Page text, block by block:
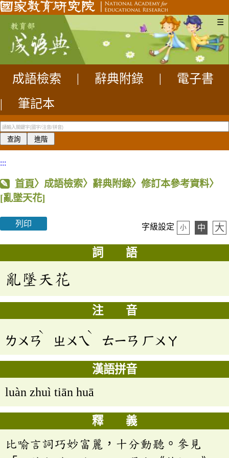
☰
成語檢索 辭典附錄
電子書
|
筆記本
:::
首頁〉成語檢索〉辭典附錄〉修訂本參考資料〉
[亂墜天花]
列印 字級設定 小 中 大
詞 語
亂墜天花
注 音
ㄌㄨㄢ
ˋ
ㄓㄨㄟ
ˋ
ㄊㄧㄢ ㄏㄨㄚ
漢語拼音
luàn zhuì tiān huā
釋 義
比喻言詞巧妙富麗，十分動聽。參見